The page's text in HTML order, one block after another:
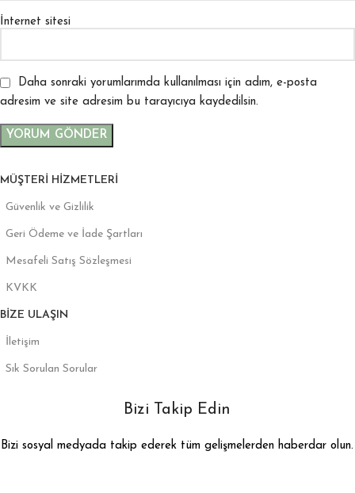
İnternet sitesi
Daha sonraki yorumlarımda kullanılması için adım, e-posta
adresim ve site adresim bu tarayıcıya kaydedilsin.
MÜŞTERI HIZMETLERI
Güvenlik ve Gizlilik
Geri Ödeme ve İade Şartları
Mesafeli Satış Sözleşmesi
KVKK
BIZE ULAŞIN
İletişim
Sık Sorulan Sorular
Bizi Takip Edin
Bizi sosyal medyada takip ederek tüm gelişmelerden haberdar olun.